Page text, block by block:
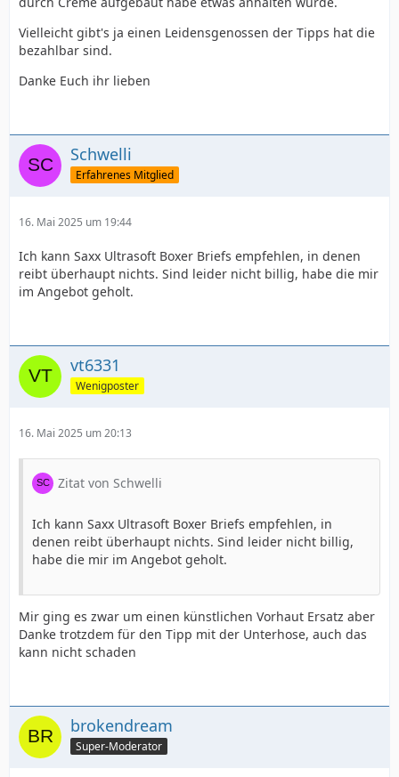
Vielleicht gibt's ja einen Leidensgenossen der Tipps hat die
bezahlbar sind.
Danke Euch ihr lieben
Schwelli
Erfahrenes Mitglied
16. Mai 2025 um 19:44
Ich kann Saxx Ultrasoft Boxer Briefs empfehlen, in denen
reibt überhaupt nichts. Sind leider nicht billig, habe die mir
im Angebot geholt.
vt6331
Wenigposter
16. Mai 2025 um 20:13
Zitat von Schwelli
Ich kann Saxx Ultrasoft Boxer Briefs empfehlen, in
denen reibt überhaupt nichts. Sind leider nicht billig,
habe die mir im Angebot geholt.
Mir ging es zwar um einen künstlichen Vorhaut Ersatz aber
Danke trotzdem für den Tipp mit der Unterhose, auch das
kann nicht schaden
brokendream
Super-Moderator